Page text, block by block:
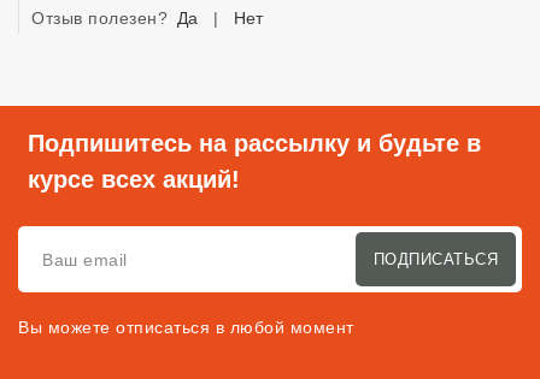
Отзыв полезен? Да | Нет
Подпишитесь на рассылку и будьте в
курсе всех акций!
ПОДПИСАТЬСЯ
Вы можете отписаться в любой момент